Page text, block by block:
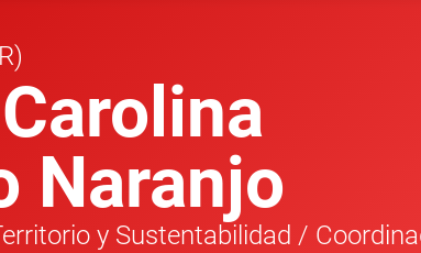
Naranjo
y Sustentabilidad /